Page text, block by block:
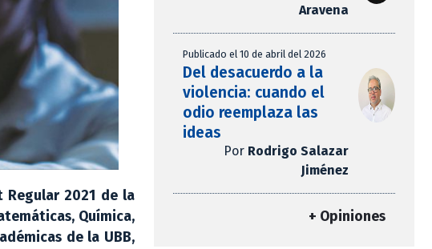
2021 de la
Química,
de la UBB,
Aravena
Publicado el 10 de abril del 2026
Del desacuerdo a la
violencia: cuando el
odio reemplaza las
ideas
Por Rodrigo Salazar
Jiménez
+ Opiniones